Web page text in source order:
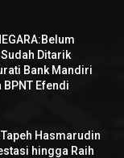
Ditarik
Bank Mandiri
BPNT Efendi
Hasmarudin
hingga Raih